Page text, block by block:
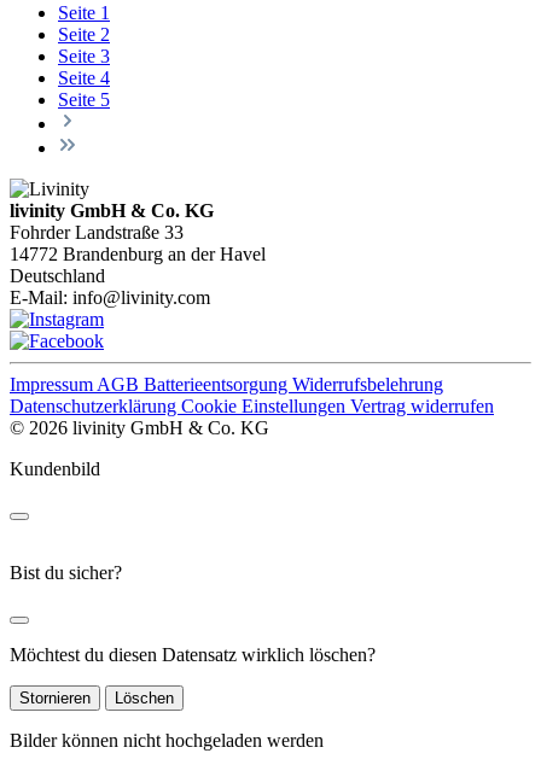
Seite 1
Seite 2
Seite 3
Seite 4
Seite 5
livinity GmbH & Co. KG
Fohrder Landstraße 33
14772 Brandenburg an der Havel
Deutschland
E-Mail: info@livinity.com
Impressum AGB Batterieentsorgung Widerrufsbelehrung
Datenschutzerklärung Cookie Einstellungen Vertrag widerrufen
© 2026 livinity GmbH & Co. KG
Kundenbild
Bist du sicher?
Möchtest du diesen Datensatz wirklich löschen?
Stornieren Löschen
Bilder können nicht hochgeladen werden